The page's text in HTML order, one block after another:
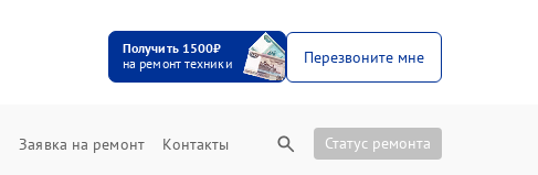
Получить 1500₽
на ремонт техники
Перезвоните мне
Заявка на ремонт Контакты Статус ремонта